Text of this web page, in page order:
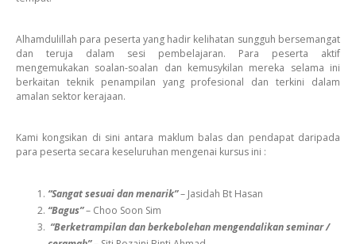
Alhamdulillah para peserta yang hadir kelihatan sungguh bersemangat
dan teruja dalam sesi pembelajaran. Para peserta aktif
mengemukakan soalan-soalan dan kemusykilan mereka selama ini
berkaitan teknik penampilan yang profesional dan terkini dalam
amalan sektor kerajaan.
Kami kongsikan di sini antara maklum balas dan pendapat daripada
para peserta secara keseluruhan mengenai kursus ini :
“Sangat sesuai dan menarik”– Jasidah Bt Hasan
“Bagus”– Choo Soon Sim
“Berketrampilan dan berkebolehan mengendalikan seminar /